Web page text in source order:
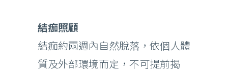
結痂照顧
結痂約兩週內自然脫落，依個人體
質及外部環境而定，不可提前揭